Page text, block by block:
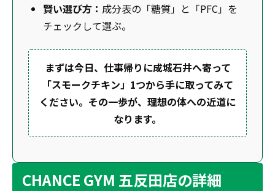
賢い選び方： 成分表の「糖質」と「PFC」を
チェックして選ぶ。
まずは今日、仕事帰りに成城石井へ寄って
「スモークチキン」1つから手に取ってみて
ください。その一歩が、理想の体への近道に
なります。
CHANCE GYM 五反田店の詳細